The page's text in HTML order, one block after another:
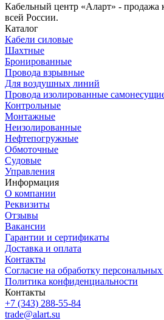
Кабельный центр «Аларт» - продажа
всей России.
Каталог
Кабели силовые
Шахтные
Бронированные
Провода взрывные
Для воздушных линий
Провода изолированные
Контрольные
Монтажные
Неизолированные
Нефтепогружные
Обмоточные
Судовые
Управления
Информация
О компании
Реквизиты
Отзывы
Вакансии
Гарантии и сертификаты
Доставка и оплата
Контакты
Согласие на обработку
Политика конфиденциальности
Контакты
+7 (343) 288-55-84
trade@alart.su